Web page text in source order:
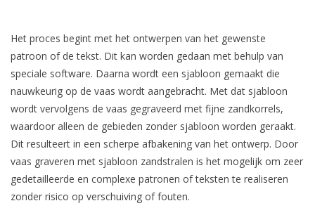
Het proces begint met het ontwerpen van het gewenste
patroon of de tekst. Dit kan worden gedaan met behulp van
speciale software. Daarna wordt een sjabloon gemaakt die
nauwkeurig op de vaas wordt aangebracht. Met dat sjabloon
wordt vervolgens de vaas gegraveerd met fijne zandkorrels,
waardoor alleen de gebieden zonder sjabloon worden geraakt.
Dit resulteert in een scherpe afbakening van het ontwerp. Door
vaas graveren met sjabloon zandstralen is het mogelijk om zeer
gedetailleerde en complexe patronen of teksten te realiseren
zonder risico op verschuiving of fouten.